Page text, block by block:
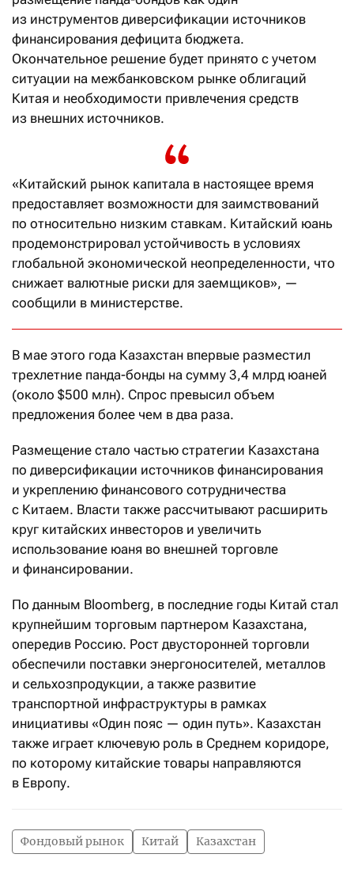
из инструментов диверсификации источников
финансирования дефицита бюджета.
Окончательное решение будет принято с учетом
ситуации на межбанковском рынке облигаций
Китая и необходимости привлечения средств
из внешних источников.
«Китайский рынок капитала в настоящее время
предоставляет возможности для заимствований
по относительно низким ставкам. Китайский юань
продемонстрировал устойчивость в условиях
глобальной экономической неопределенности, что
снижает валютные риски для заемщиков», —
сообщили в министерстве.
В мае этого года Казахстан впервые разместил
трехлетние панда-бонды на сумму 3,4 млрд юаней
(около $500 млн). Спрос превысил объем
предложения более чем в два раза.
Размещение стало частью стратегии Казахстана
по диверсификации источников финансирования
и укреплению финансового сотрудничества
с Китаем. Власти также рассчитывают расширить
круг китайских инвесторов и увеличить
использование юаня во внешней торговле
и финансировании.
По данным Bloomberg, в последние годы Китай стал
крупнейшим торговым партнером Казахстана,
опередив Россию. Рост двусторонней торговли
обеспечили поставки энергоносителей, металлов
и сельхозпродукции, а также развитие
транспортной инфраструктуры в рамках
инициативы «Один пояс — один путь». Казахстан
также играет ключевую роль в Среднем коридоре,
по которому китайские товары направляются
в Европу.
Фондовый рынок Китай Казахстан